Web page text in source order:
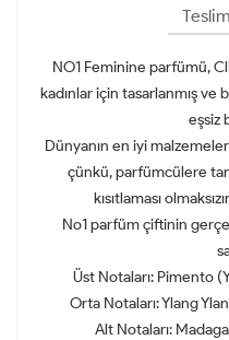
NO1 Feminine parfümü,
kadınlar için tasarlanmış ve
eşsiz
Dünyanın en iyi
çünkü, parfümcülere
kısıtlaması
No1 parfüm çiftinin
Üst Notaları: Pimento
Orta Notaları: Ylang
Alt Notaları: